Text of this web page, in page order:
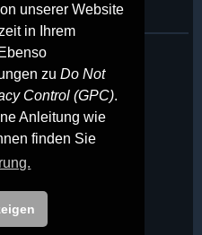
unserer Website
in Ihrem
zuDo Not
Control (GPC).
Anleitung wie
finden Sie